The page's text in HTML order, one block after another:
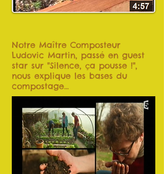
Notre Maître Composteur
Ludovic Martin, passé en guest
star sur "Silence, ça pousse !",
nous explique les bases du
compostage...